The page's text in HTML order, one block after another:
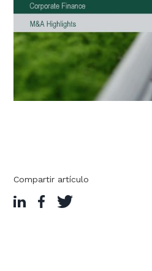
Compartir artículo